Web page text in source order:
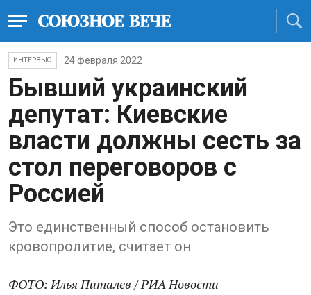
ИНТЕРВЬЮ 24 февраля 2022
Бывший украинский
депутат: Киевские
власти должны сесть за
стол переговоров с
Россией
Это единственный способ остановить
кровопролитие, считает он
ФОТО: Илья Питалев / РИА Новости